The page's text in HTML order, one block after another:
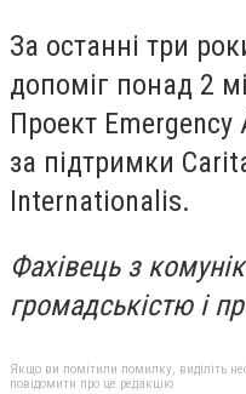
За останні три
допоміг понад 2
Проект Emergency
за підтримки
Internationalis.
Фахівець з
громадськістю і
Якщо ви помітили помилку, виділіть
повідомити про це редакцію